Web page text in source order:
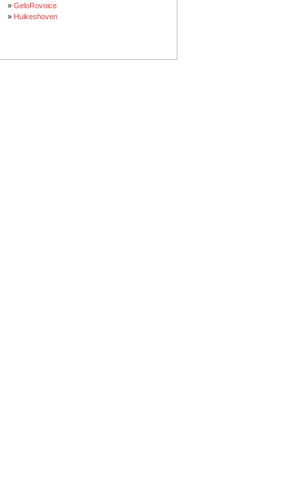
» GeloRovoice
» Huikeshoven